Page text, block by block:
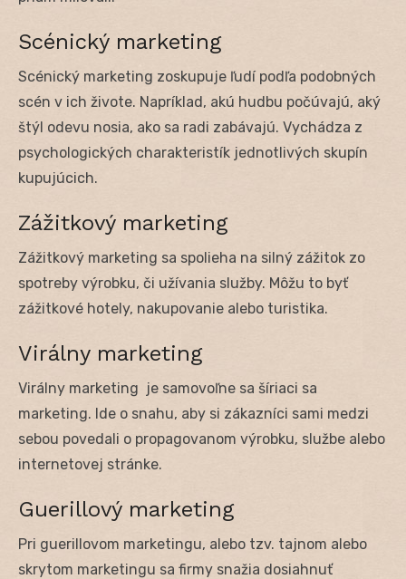
Scénický marketing
Scénický marketing zoskupuje ľudí podľa podobných
scén v ich živote. Napríklad, akú hudbu počúvajú, aký
štýl odevu nosia, ako sa radi zabávajú. Vychádza z
psychologických charakteristík jednotlivých skupín
kupujúcich.
Zážitkový marketing
Zážitkový marketing sa spolieha na silný zážitok zo
spotreby výrobku, či užívania služby. Môžu to byť
zážitkové hotely, nakupovanie alebo turistika.
Virálny marketing
Virálny marketing je samovoľne sa šíriaci sa
marketing. Ide o snahu, aby si zákazníci sami medzi
sebou povedali o propagovanom výrobku, službe alebo
internetovej stránke.
Guerillový marketing
Pri guerillovom marketingu, alebo tzv. tajnom alebo
skrytom marketingu sa firmy snažia dosiahnuť